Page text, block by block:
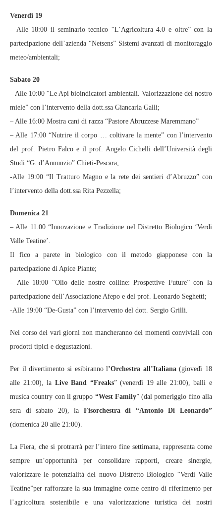
Venerdì 19
– Alle 18:00 il seminario tecnico “L’Agricoltura 4.0 e oltre” con la
partecipazione dell’azienda “Netsens” Sistemi avanzati di monitoraggio
meteo/ambientali;
Sabato 20
– Alle 10:00 “Le Api bioindicatori ambientali. Valorizzazione del nostro
miele” con l’intervento della dott.ssa Giancarla Galli;
– Alle 16:00 Mostra cani di razza “Pastore Abruzzese Maremmano”
– Alle 17:00 “Nutrire il corpo … coltivare la mente” con l’intervento
del prof. Pietro Falco e il prof. Angelo Cichelli dell’Università degli
Studi “G. d’Annunzio” Chieti-Pescara;
-Alle 19:00 “Il Tratturo Magno e la rete dei sentieri d’Abruzzo” con
l’intervento della dott.ssa Rita Pezzella;
Domenica 21
– Alle 11.00 “Innovazione e Tradizione nel Distretto Biologico ‘Verdi
Valle Teatine’.
Il fico a parete in biologico con il metodo giapponese con la
partecipazione di Apice Piante;
– Alle 18:00 “Olio delle nostre colline: Prospettive Future” con la
partecipazione dell’Associazione Afepo e del prof. Leonardo Seghetti;
-Alle 19:00 “De-Gusta” con l’intervento del dott. Sergio Grilli.
Nel corso dei vari giorni non mancheranno dei momenti conviviali con
prodotti tipici e degustazioni.
Per il divertimento si esibiranno l’Orchestra all’Italiana(giovedì 18
alle 21:00), la Live Band “Freaks” (venerdì 19 alle 21:00), balli e
musica country con il gruppo “West Family” (dal pomeriggio fino alla
sera di sabato 20), la Fisorchestra di “Antonio Di Leonardo”
(domenica 20 alle 21:00).
La Fiera, che si protrarrà per l’intero fine settimana, rappresenta come
sempre un’opportunità per consolidare rapporti, creare sinergie,
valorizzare le potenzialità del nuovo Distretto Biologico “Verdi Valle
Teatine”per rafforzare la sua immagine come centro di riferimento per
l’agricoltura sostenibile e una valorizzazione turistica dei nostri